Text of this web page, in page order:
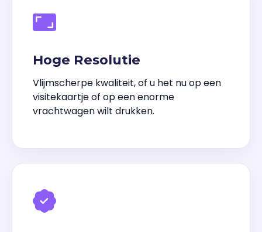
Hoge Resolutie
Vlijmscherpe kwaliteit, of u het nu op een
visitekaartje of op een enorme
vrachtwagen wilt drukken.